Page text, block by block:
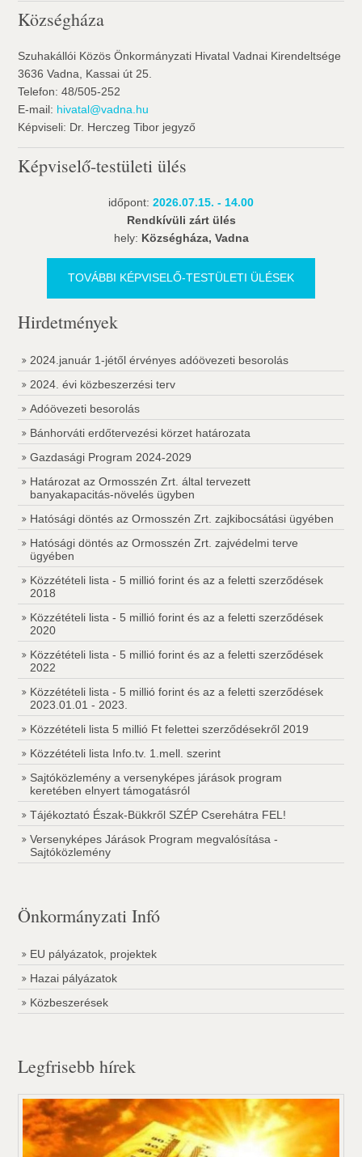
Községháza
Szuhakállói Közös Önkormányzati Hivatal Vadnai Kirendeltsége
3636 Vadna, Kassai út 25.
Telefon: 48/505-252
E-mail: hivatal@vadna.hu
Képviseli: Dr. Herczeg Tibor jegyző
Képviselő-testületi ülés
időpont: 2026.07.15. - 14.00
Rendkívüli zárt ülés
hely: Községháza, Vadna
TOVÁBBI KÉPVISELŐ-TESTÜLETI ÜLÉSEK
Hirdetmények
2024.január 1-jétől érvényes adóövezeti besorolás
2024. évi közbeszerzési terv
Adóövezeti besorolás
Bánhorváti erdőtervezési körzet határozata
Gazdasági Program 2024-2029
Határozat az Ormosszén Zrt. által tervezett
banyakapacitás-növelés ügyben
Hatósági döntés az Ormosszén Zrt. zajkibocsátási ügyében
Hatósági döntés az Ormosszén Zrt. zajvédelmi terve
ügyében
Közzétételi lista - 5 millió forint és az a feletti szerződések
2018
Közzétételi lista - 5 millió forint és az a feletti szerződések
2020
Közzétételi lista - 5 millió forint és az a feletti szerződések
2022
Közzétételi lista - 5 millió forint és az a feletti szerződések
2023.01.01 - 2023.
Közzétételi lista 5 millió Ft felettei szerződésekről 2019
Közzétételi lista Info.tv. 1.mell. szerint
Sajtóközlemény a versenyképes járások program
keretében elnyert támogatásról
Tájékoztató Észak-Bükkről SZÉP Cserehátra FEL!
Versenyképes Járások Program megvalósítása -
Sajtóközlemény
Önkormányzati Infó
EU pályázatok, projektek
Hazai pályázatok
Közbeszerések
Legfrisebb hírek